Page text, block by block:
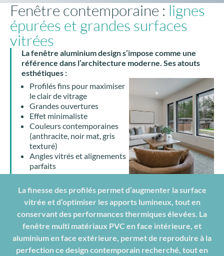
Fenêtre contemporaine : lignes
épurées et grandes surfaces
vitrées
Lafenêtre aluminium designs’impose comme une
référence dans l’architecture moderne. Ses atouts
esthétiques :
Profilés fins pour maximiser
le clair de vitrage
Grandes ouvertures
Effet minimaliste
Couleurs contemporaines
(anthracite, noir mat, gris
texturé)
Angles vitrés et alignements
parfaits
La finesse des profilés permet d’augmenter la surface
vitrée et d’optimiser les apports lumineux, tout en
conservant des performances thermiques élevées. La
fenêtre multi matériaux PVC en face intérieure, et
aluminium en face extérieure, permet de reproduire à la
perfection ce design contemporain recherché, tout en